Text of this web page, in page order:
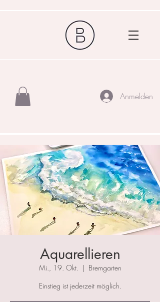
Anmelden
Aquarellieren
Mi., 19. Okt.
  |
Bremgarten
Einstieg ist jederzeit möglich.